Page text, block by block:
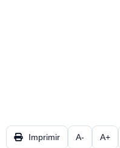
REVIEW
Imprimir A- A+